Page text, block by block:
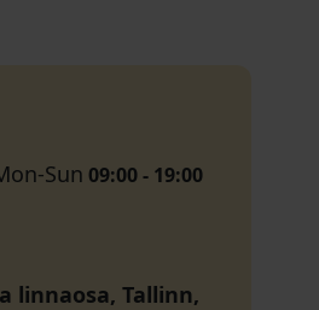
Sun 09:00 - 19:00
linnaosa, Tallinn,